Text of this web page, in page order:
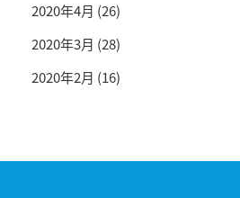
2020年4月 (26)
2020年3月 (28)
2020年2月 (16)